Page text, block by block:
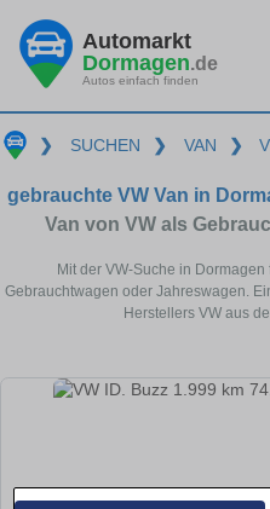
Automarkt
Dormagen.de
Autos einfach finden
❯ SUCHEN ❯ VAN ❯
gebrauchte VW Van in
Van von VW als
Mit der VW-Suche in
Gebrauchtwagen oder Jahreswagen.
Herstellers VW aus